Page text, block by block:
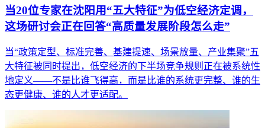
当20位专家在沈阳用“五大特征”为低空经济定调，
这场研讨会正在回答“高质量发展阶段怎么走”
当“政策定型、标准完善、基建提速、场景放量、产业集聚”五
大特征被同时提出，低空经济的下半场竞争规则正在被系统性
地定义——不是比谁飞得高，而是比谁的系统更完整、谁的生
态更健康、谁的人才更适配。